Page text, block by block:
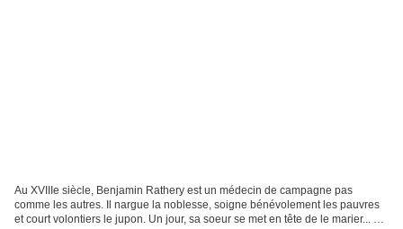
Au XVIIIe siècle, Benjamin Rathery est un médecin de campagne pas
comme les autres. Il nargue la noblesse, soigne bénévolement les pauvres
et court volontiers le jupon. Un jour, sa soeur se met en tête de le marier... Au